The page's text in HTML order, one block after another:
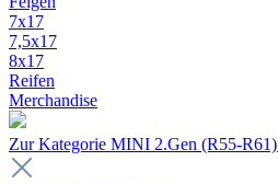
7x17
7,5x17
8x17
Reifen
Merchandise
Zur Kategorie MINI 2.Gen (R55-R61)